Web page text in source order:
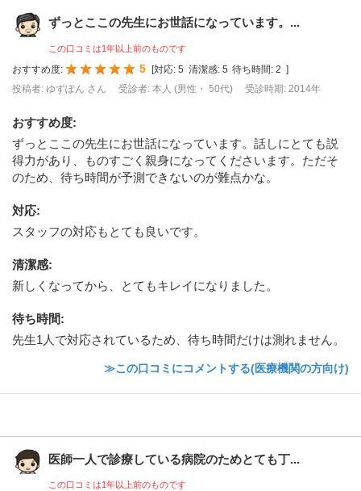
ずっとここの先生にお世話になっています。...
この口コミは1年以上前のものです
おすすめ度: 5 [対応: 5 清潔感: 5 待ち時間: 2 ]
投稿者: ゆずぽん さん
受診者: 本人 (男性・ 50代) 受診時期: 2014年
おすすめ度:
ずっとここの先生にお世話になっています。話しにとても説
得力があり、ものすごく親身になってくださいます。ただそ
のため、待ち時間が予測できないのが難点かな。
対応:
スタッフの対応もとても良いです。
清潔感:
新しくなってから、とてもキレイになりました。
待ち時間:
先生1人で対応されているため、待ち時間だけは測れません。
≫この口コミにコメントする(医療機関の方向け)
医師一人で診療している病院のためとても丁...
この口コミは1年以上前のものです